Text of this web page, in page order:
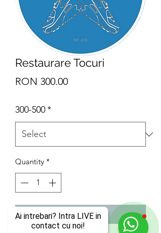
Ai intrebari? Intra LIVE in
contact cu noi!
Restaurare Tocuri
RON 300.00Price
300-500*
Quantity *
Add to Cart